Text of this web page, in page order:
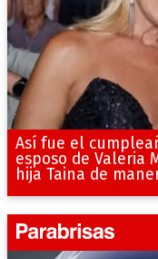
Así fue el
esposo de Valeria
hija Taina de